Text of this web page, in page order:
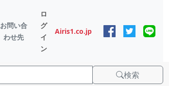
お問い合
わせ先
ロ
グ
イ
ン
Airis1.co.jp
検索